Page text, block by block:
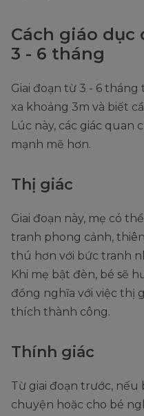
Cách giáo dục
3 - 6 tháng
Giai đoạn từ 3 - 6
xa khoảng 3m và biết
Lúc này, các giác quan
mạnh mẽ hơn.
Thị giác
Giai đoạn này, mẹ có
tranh phong cảnh,
thú hơn với bức tranh
Khi mẹ bật đèn, bé sẽ
đồng nghĩa với việc thị
thích thành công.
Thính giác
Từ giai đoạn trước,
chuyện hoặc cho bé